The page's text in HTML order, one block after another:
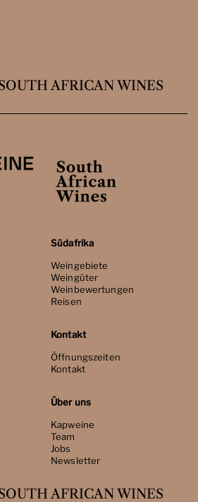
AFRICAN WINES
Südafrika
Weingebiete
Weingüter
Weinbewertungen
Reisen
Kontakt
Öffnungszeiten
Kontakt
Über uns
Kapweine
Team
Jobs
Newsletter
AFRICAN WINES